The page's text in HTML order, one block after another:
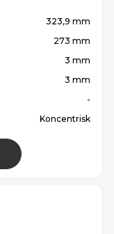
323,9 mm
273 mm
3 mm
3 mm
-
Koncentrisk